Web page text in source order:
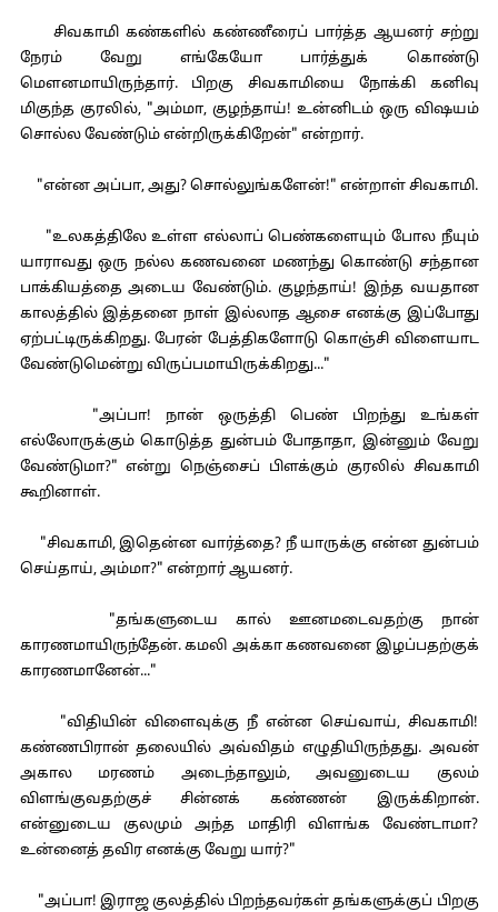
சிவகாமி கண்களில் கண்ணீரைப் பார்த்த ஆயனர் சற்று
நேரம் வேறு எங்கேயோ பார்த்துக் கொண்டு
மௌனமாயிருந்தார். பிறகு சிவகாமியை நோக்கி கனிவு
மிகுந்த குரலில், "அம்மா, குழந்தாய்! உன்னிடம் ஒரு விஷயம்
சொல்ல வேண்டும் என்றிருக்கிறேன்" என்றார்.
"என்ன அப்பா, அது? சொல்லுங்களேன்!" என்றாள் சிவகாமி.
"உலகத்திலே உள்ள எல்லாப் பெண்களையும் போல நீயும்
யாராவது ஒரு நல்ல கணவனை மணந்து கொண்டு சந்தான
பாக்கியத்தை அடைய வேண்டும். குழந்தாய்! இந்த வயதான
காலத்தில் இத்தனை நாள் இல்லாத ஆசை எனக்கு இப்போது
ஏற்பட்டிருக்கிறது. பேரன் பேத்திகளோடு கொஞ்சி விளையாட
வேண்டுமென்று விருப்பமாயிருக்கிறது..."
"அப்பா! நான் ஒருத்தி பெண் பிறந்து உங்கள்
எல்லோருக்கும் கொடுத்த துன்பம் போதாதா, இன்னும் வேறு
வேண்டுமா?" என்று நெஞ்சைப் பிளக்கும் குரலில் சிவகாமி
கூறினாள்.
"சிவகாமி, இதென்ன வார்த்தை? நீ யாருக்கு என்ன துன்பம்
செய்தாய், அம்மா?" என்றார் ஆயனர்.
"தங்களுடைய கால் ஊனமடைவதற்கு நான்
காரணமாயிருந்தேன். கமலி அக்கா கணவனை இழப்பதற்குக்
காரணமானேன்..."
"விதியின் விளைவுக்கு நீ என்ன செய்வாய், சிவகாமி!
கண்ணபிரான் தலையில் அவ்விதம் எழுதியிருந்தது. அவன்
அகால மரணம் அடைந்தாலும், அவனுடைய குலம்
விளங்குவதற்குச் சின்னக் கண்ணன் இருக்கிறான்.
என்னுடைய குலமும் அந்த மாதிரி விளங்க வேண்டாமா?
உன்னைத் தவிர எனக்கு வேறு யார்?"
"அப்பா! இராஜ குலத்தில் பிறந்தவர்கள் தங்களுக்குப் பிறகு